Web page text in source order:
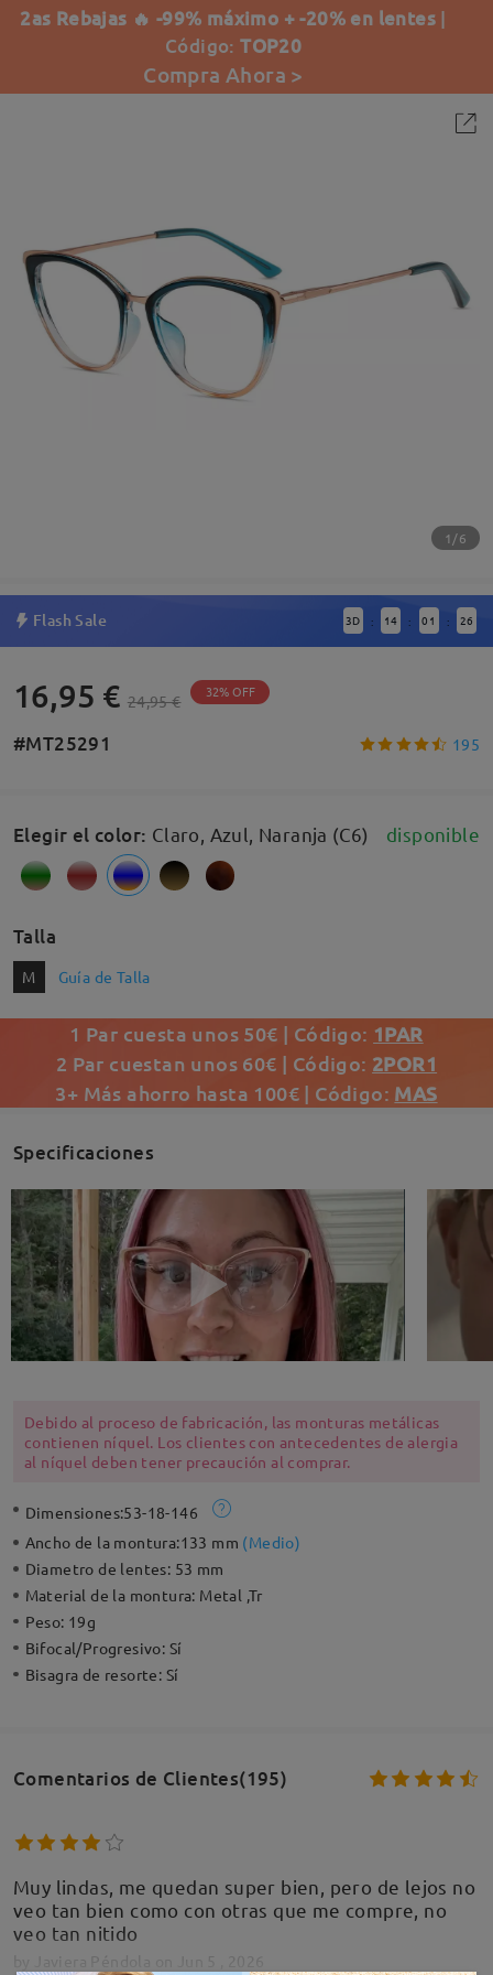
2as Rebajas 🔥 -99% máximo + -20% en lentes |
Código:TOP20
Compra Ahora >
1/6
Flash Sale 3D : 14 : 01 : 25
16,95 € 24,95 € 32% OFF
#MT25291 195
Elegir el color: Claro, Azul, Naranja (C6) disponible
Talla
M Guía de Talla
1 Par cuesta unos 50€ | Código: 1PAR
2 Par cuestan unos 60€ | Código: 2POR1
3+ Más ahorro hasta 100€ | Código: MAS
Specificaciones
Debido al proceso de fabricación, las monturas metálicas
contienen níquel. Los clientes con antecedentes de alergia
al níquel deben tener precaución al comprar.
Dimensiones:53-18-146
Ancho de la montura:133 mm (Medio)
Diametro de lentes: 53 mm
Material de la montura: Metal ,Tr
Peso: 19g
Bifocal/Progresivo: Sí
Bisagra de resorte: Sí
Comentarios de Clientes(195)
Muy lindas, me quedan super bien, pero de lejos no
veo tan bien como con otras que me compre, no
veo tan nitido